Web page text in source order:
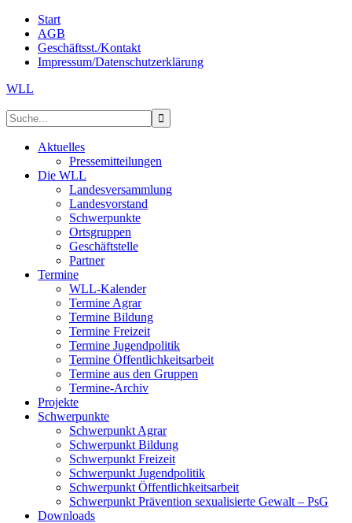
Start
AGB
Geschäftsst./Kontakt
Impressum/Datenschutzerklärung
WLL
Aktuelles
Pressemitteilungen
Die WLL
Landesversammlung
Landesvorstand
Schwerpunkte
Ortsgruppen
Geschäftstelle
Partner
Termine
WLL-Kalender
Termine Agrar
Termine Bildung
Termine Freizeit
Termine Jugendpolitik
Termine Öffentlichkeitsarbeit
Termine aus den Gruppen
Termine-Archiv
Projekte
Schwerpunkte
Schwerpunkt Agrar
Schwerpunkt Bildung
Schwerpunkt Freizeit
Schwerpunkt Jugendpolitik
Schwerpunkt Öffentlichkeitsarbeit
Schwerpunkt Prävention sexualisierte Gewalt – PsG
Downloads